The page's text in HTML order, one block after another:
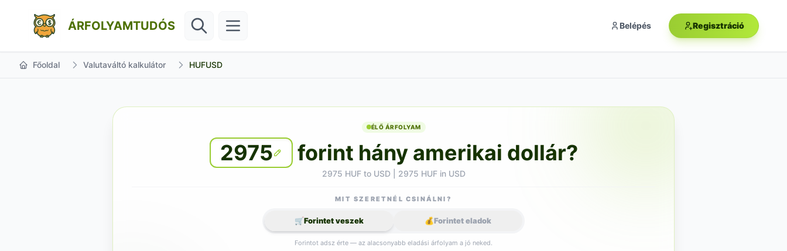
ÁRFOLYAMTUDÓS Belépés Regisztráció
Főoldal Valutaváltó kalkulátor HUFUSD
ÉLŐ ÁRFOLYAM
2975 forint hány amerikai dollár?
2975 HUF to USD | 2975 HUF in USD
MIT SZERETNÉL CSINÁLNI?
🛒Forintet veszek 💰Forintet eladok
Forintot adsz érte — az alacsonyabb eladási árfolyam a jó neked.